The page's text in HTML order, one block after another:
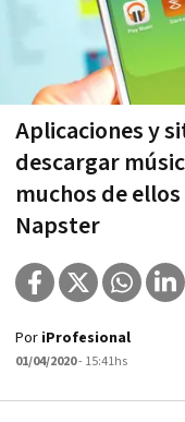
Aplicaciones y
descargar
muchos de
Napster
Por iProfesional
01/04/2020- 15:41hs